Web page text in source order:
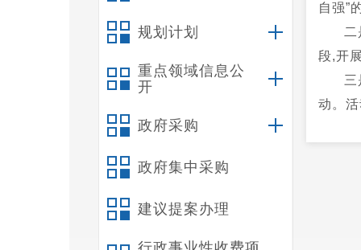
规划计划
重点领域信息公
开
政府采购
政府集中采购
建议提案办理
自强”
段,开
三
动。